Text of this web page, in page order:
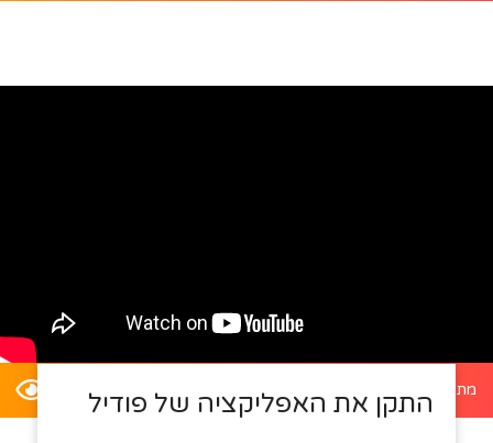
מתכון לדלעת ערמונים במילוי סלט קינואה - פודי
התקן את האפליקציה של פודיל